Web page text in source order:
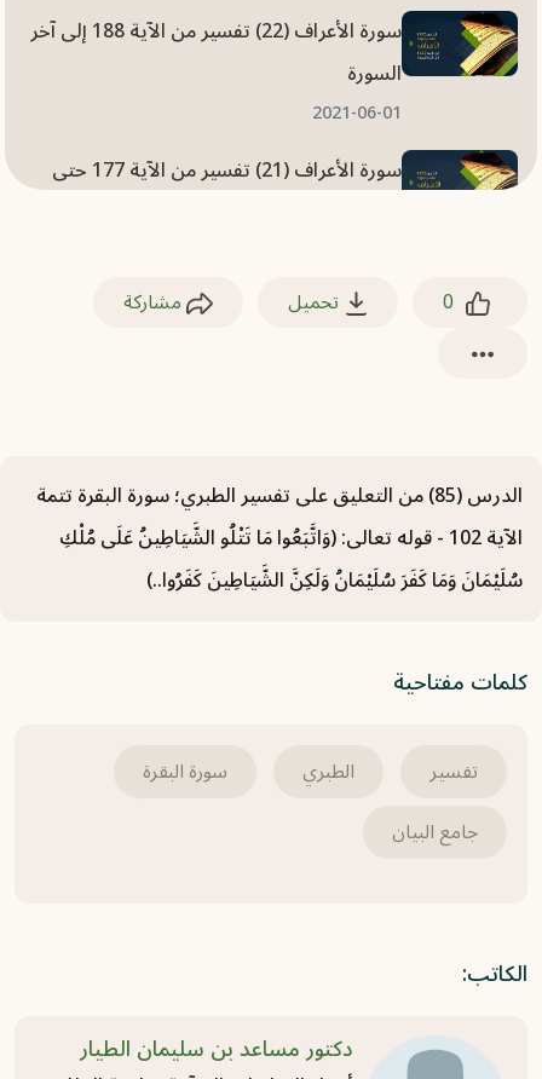
سورة الأعراف (22) تفسير من الآية 188 إلى آخر
السورة
2021-06-01
سورة الأعراف (21) تفسير من الآية 177 حتى
الآية 166
2021-05-31
2021-05-31
0 تحميل مشاركة
الدرس (85) من التعليق على تفسير الطبري؛ سورة البقرة تتمة
الآية 102 - قوله تعالى: (وَاتَّبَعُوا مَا تَتْلُو الشَّيَاطِينُ عَلَى مُلْكِ
سُلَيْمَانَ وَمَا كَفَرَ سُلَيْمَانُ وَلَكِنَّ الشَّيَاطِينَ كَفَرُوا..)
كلمات مفتاحية
تفسير الطبري
سورة البقرة
جامع البيان
الكاتب:
دكتور مساعد بن سليمان الطيار